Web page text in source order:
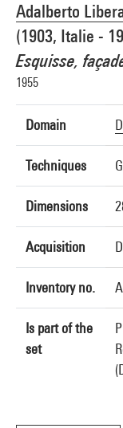
Adalberto
(1903, Italie -
Esquisse,
1955
Domain
Techniques
Dimensions
Acquisition
Inventory no.
Is part of the
set
Photo credits : Centre
GrandPalaisRmn
Image reference : 4N20146
Image presentation :